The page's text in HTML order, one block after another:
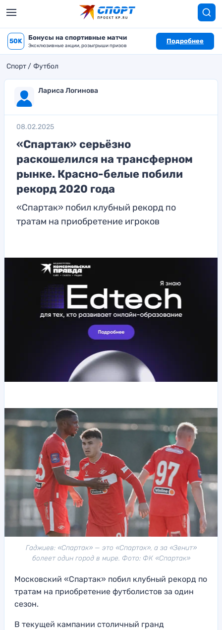
50K Бонусы на спортивные матчи
Эксклюзивные акции, розыгрыши призов
Подробнее
Спорт Футбол
Лариса Логинова
08.02.2025
«Спартак» серьёзно
раскошелился на трансферном
рынке. Красно-белые побили
рекорд 2020 года
«Спартак» побил клубный рекорд по
тратам на приобретение игроков
Гаджиев: «Спартак» — это «Спартак», а за «Зенит»
болеет один город в мире. Фото: ФК «Спартак»
Московский «Спартак» побил клубный рекорд по
тратам на приобретение футболистов за один
сезон.
В текущей кампании столичный гранд